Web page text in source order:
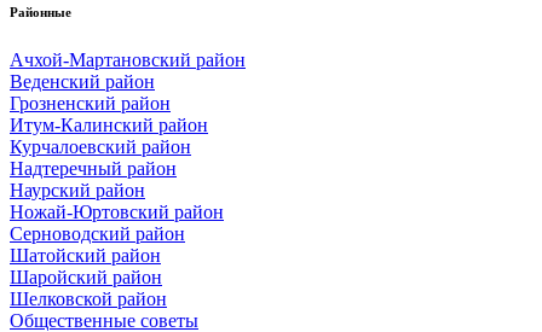
Районные
Ачхой-Мартановский район
Веденский район
Грозненский район
Итум-Калинский район
Курчалоевский район
Надтеречный район
Наурский район
Ножай-Юртовский район
Серноводский район
Шатойский район
Шаройский район
Шелковской район
Общественные советы